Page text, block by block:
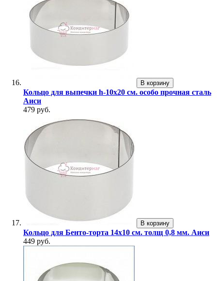
В корзину
Кольцо для выпечки h-10х20 см. особо прочная сталь
Аиси
479 руб.
В корзину
Кольцо для Бенто-торта 14х10 см. толщ 0,8 мм. Аиси
449 руб.